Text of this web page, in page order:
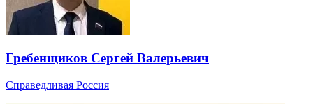
Гребенщиков Сергей Валерьевич
Справедливая Россия